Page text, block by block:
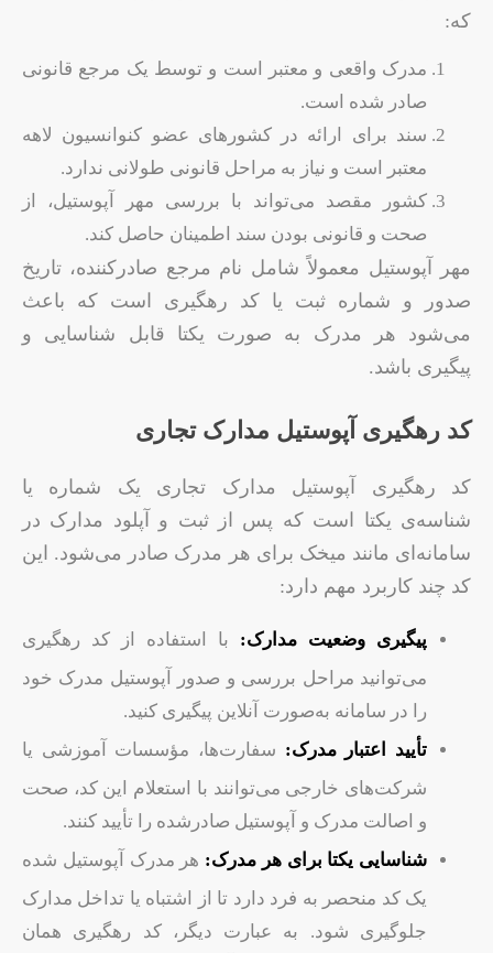
که:
مدرک واقعی و معتبر است و توسط یک مرجع قانونی
صادر شده است.
سند برای ارائه در کشورهای عضو کنوانسیون لاهه
معتبر است و نیاز به مراحل قانونی طولانی ندارد.
کشور مقصد می‌تواند با بررسی مهر آپوستیل، از
صحت و قانونی بودن سند اطمینان حاصل کند.
مهر آپوستیل معمولاً شامل نام مرجع صادرکننده، تاریخ
صدور و شماره ثبت یا کد رهگیری است که باعث
می‌شود هر مدرک به صورت یکتا قابل شناسایی و
پیگیری باشد.
کد رهگیری آپوستیل مدارک تجاری
کد رهگیری آپوستیل مدارک تجاری یک شماره یا
شناسه‌ی یکتا است که پس از ثبت و آپلود مدارک در
سامانه‌ای مانند میخک برای هر مدرک صادر می‌شود. این
کد چند کاربرد مهم دارد:
پیگیری وضعیت مدارک: با استفاده از کد رهگیری
می‌توانید مراحل بررسی و صدور آپوستیل مدرک خود
را در سامانه به‌صورت آنلاین پیگیری کنید.
تأیید اعتبار مدرک: سفارت‌ها، مؤسسات آموزشی یا
شرکت‌های خارجی می‌توانند با استعلام این کد، صحت
و اصالت مدرک و آپوستیل صادرشده را تأیید کنند.
شناسایی یکتا برای هر مدرک: هر مدرک آپوستیل شده
یک کد منحصر به فرد دارد تا از اشتباه یا تداخل مدارک
جلوگیری شود. به عبارت دیگر، کد رهگیری همان